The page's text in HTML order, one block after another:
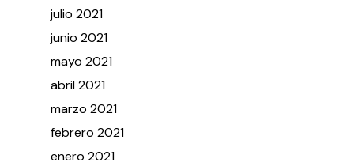
julio2021
junio2021
mayo2021
abril2021
marzo2021
febrero2021
enero2021